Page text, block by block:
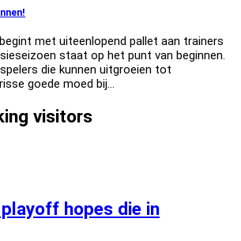
met uiteenlopend pallet aan trainers
staat op het punt van beginnen.
die kunnen uitgroeien tot
goede moed bij…
visitors
playoff hopes die in